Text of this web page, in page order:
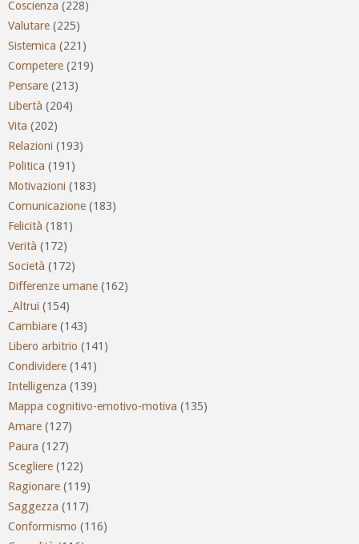
Coscienza (228)
Valutare (225)
Sistemica (221)
Competere (219)
Pensare (213)
Libertà (204)
Vita (202)
Relazioni (193)
Politica (191)
Motivazioni (183)
Comunicazione (183)
Felicità (181)
Verità (172)
Società (172)
Differenze umane (162)
_Altrui (154)
Cambiare (143)
Libero arbitrio (141)
Condividere (141)
Intelligenza (139)
Mappa cognitivo-emotivo-motiva (135)
Amare (127)
Paura (127)
Scegliere (122)
Ragionare (119)
Saggezza (117)
Conformismo (116)